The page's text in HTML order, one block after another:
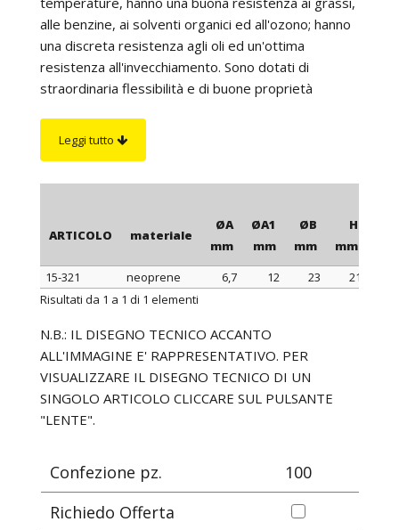
alle benzine, ai solventi organici ed all'ozono; hanno
una discreta resistenza agli oli ed un'ottima
resistenza all'invecchiamento. Sono dotati di
straordinaria flessibilità e di buone proprietà
elementi metallici in cui vi è un’uscita del cavo dritta.
Leggi tutto
ARTICOLO materiale
ØA
mm
ØA1
mm
ØB
mm
H
mm
ARTICOLO materiale
15-321 neoprene 6,7 12 23
21
Risultati da 1 a 1 di 1 elementi
N.B.: IL DISEGNO TECNICO ACCANTO
ALL'IMMAGINE E' RAPPRESENTATIVO. PER
VISUALIZZARE IL DISEGNO TECNICO DI UN
SINGOLO ARTICOLO CLICCARE SUL PULSANTE
"LENTE".
Confezione pz.
100
Richiedo Offerta